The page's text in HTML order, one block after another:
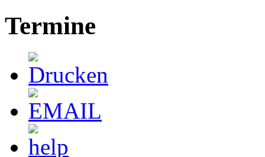
Termine